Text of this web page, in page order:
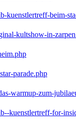
kuenstlertreff-beim-
kultshow-in-
parade.php
warmup-zum-
kuenstlertreff-for-